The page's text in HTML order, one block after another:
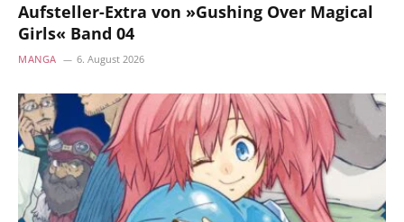
Aufsteller-Extra von »Gushing Over Magical
Girls« Band 04
MANGA 6. August 2026